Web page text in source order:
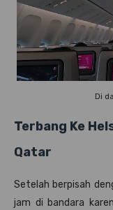
Di
Terbang Ke
Qatar
Setelah berpisah
jam di bandara